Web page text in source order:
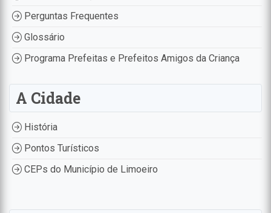
Perguntas Frequentes
Glossário
Programa Prefeitas e Prefeitos Amigos da Criança
A Cidade
História
Pontos Turísticos
CEPs do Município de Limoeiro